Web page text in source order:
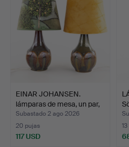
EINAR JOHANSEN.
lámparas de mesa, un par,
…
Subastado 2 ago 2026
20 pujas
117 USD